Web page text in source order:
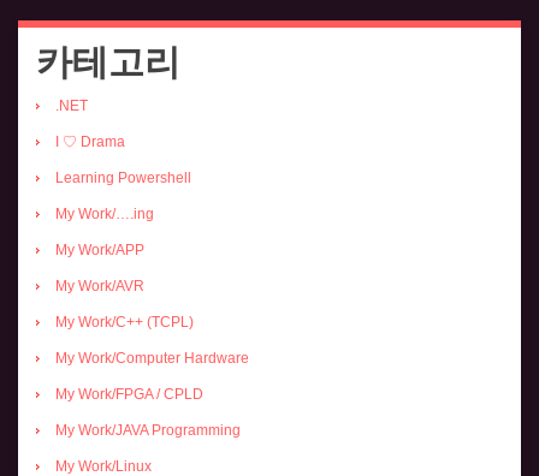
카테고리
.NET
I ♡ Drama
Learning Powershell
My Work/….ing
My Work/APP
My Work/AVR
My Work/C++ (TCPL)
My Work/Computer Hardware
My Work/FPGA / CPLD
My Work/JAVA Programming
My Work/Linux